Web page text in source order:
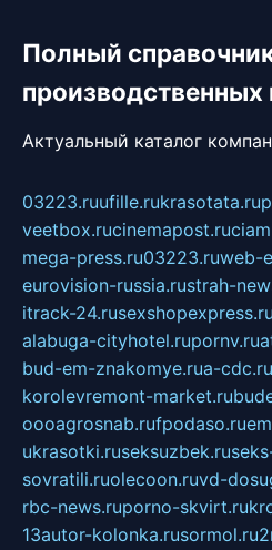
Полный
производственных
Актуальный каталог
03223.ruufille.rukrasotata.ru
veetbox.rucinemapost.ru
mega-press.ru03223.ruweb-
eurovision-russia.rustrah-
itrack-24.rusexshopexpress.ru
alabuga-cityhotel.rupornv.ru
bud-em-znakomye.rua-cdc.ru
korolevremont-market.ru
oooagrosnab.rufpodaso.ru
ukrasotki.ruseksuzbek.ru
sovratili.ruolecoon.ruvd-
rbc-news.ruporno-skvirt.ru
13autor-kolonka.rusormol.ru